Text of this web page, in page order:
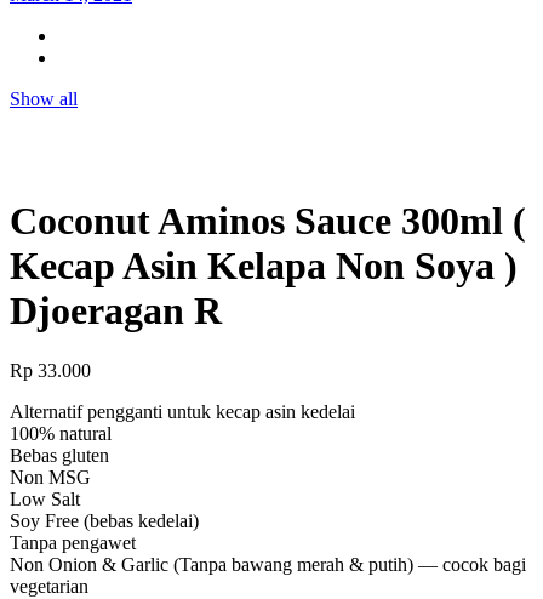
Show all
Coconut Aminos Sauce 300ml (
Kecap Asin Kelapa Non Soya )
Djoeragan R
Rp 33.000
Alternatif pengganti untuk kecap asin kedelai
100% natural
Bebas gluten
Non MSG
Low Salt
Soy Free (bebas kedelai)
Tanpa pengawet
Non Onion & Garlic (Tanpa bawang merah & putih) — cocok bagi
vegetarian